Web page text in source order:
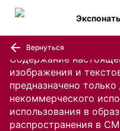
Содержание
изображения и
предназначено
некоммерческого
использования в
распространения в
Вернуться